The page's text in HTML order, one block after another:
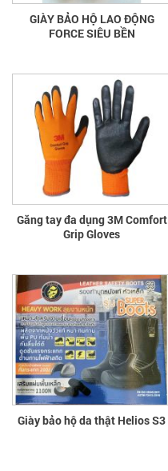
GIÀY BẢO HỘ LAO ĐỘNG
FORCE SIÊU BỀN
Găng tay đa dụng 3M Comfort
Grip Gloves
Giày bảo hộ da thật Helios S3